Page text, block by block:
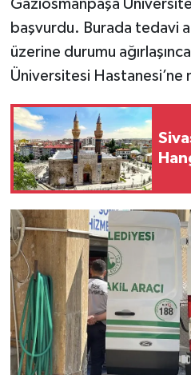
Gaziosmanpaşa
başvurdu. Burada tedavi
üzerine durumu ağırlaşınca
Üniversitesi Hastanesi’ne